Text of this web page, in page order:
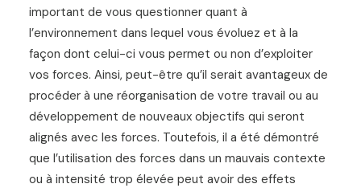
important de vous questionner quant à
l’environnement dans lequel vous évoluez et à la
façon dont celui-ci vous permet ou non d’exploiter
vos forces. Ainsi, peut-être qu’il serait avantageux de
procéder à une réorganisation de votre travail ou au
développement de nouveaux objectifs qui seront
alignés avec les forces. Toutefois, il a été démontré
que l’utilisation des forces dans un mauvais contexte
ou à intensité trop élevée peut avoir des effets